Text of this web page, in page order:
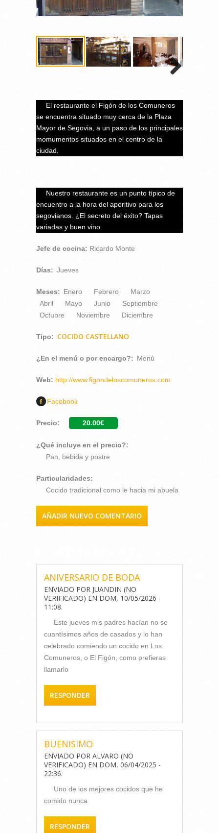
El restaurante el Figón de los Comuneros
se encuentra situado muy cerca de la Plaza
Mayor de Segovia, a un paso de los principales
momumentos situados en el centro de la
ciudad.
Nuestro restaurante es un punto típico de
encuentro a la hora del aperitivo para los
segovianos. ¿El secreto del éxito? Tapas
variadas y buen vino.
Jefe de cocina: Ricardo Monte
Días: Jueves
Meses: Enero Febrero
Marzo
Abril
Mayo Junio
Septiembre
Octubre
Noviembre Diciembre
Tipo: COCIDO CASTELLANO
¿En el menú o por encargo?: Menú
Web: http://www.figondeloscomuneros.com
Facebook
Precio: 20.00€
¿Qué incluye en el precio?:
Pan, bebida y postre
Particularidades:
Cocido tradicional como le hacia mi abuela
AÑADIR NUEVO COMENTARIO
ANIVERSARIO DE BODA
ENVIADO PORJUANDIN (NO
VERIFICADO) EN DOM, 10/05/2026 -
11:08.
Este jueves mis padres hacían no se
cuantísimos años de casados y lo han
celebrado comiendo un cocido en Los
Comuneros, o El Figón, como prefieras
llamarlo
RESPONDER
BUENISIMO
ENVIADO POR ALVARO (NO
VERIFICADO) EN DOM, 06/04/2025 -
22:36.
Uno de los mejores cocidos que he
comido nunca
RESPONDER